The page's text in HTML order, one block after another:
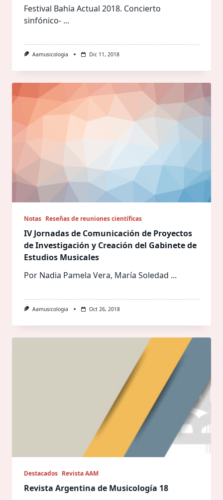
Festival Bahía Actual 2018. Concierto
sinfónico- ...
Aamusicologia Dic 11, 2018
Notas Reseñas de reuniones científicas
IV Jornadas de Comunicación de Proyectos
de Investigación y Creación del Gabinete de
Estudios Musicales
Por Nadia Pamela Vera, María Soledad ...
Aamusicologia Oct 26, 2018
Destacados Revista AAM
Revista Argentina de Musicología 18